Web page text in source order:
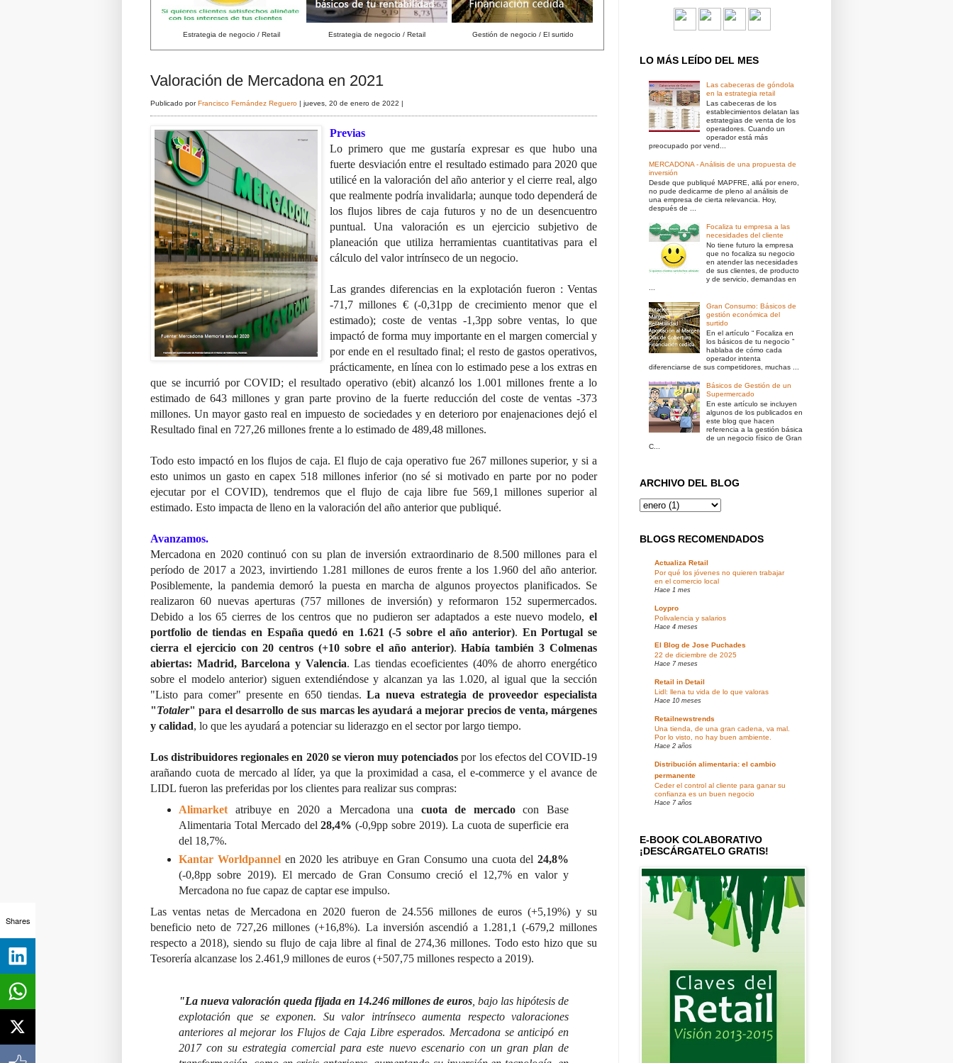
Estrategia de negocio / Retail Estrategia de negocio / Retail Gestión de negocio / El surtido
Valoración de Mercadona en 2021
Publicado porFrancisco Fernández Reguero | jueves, 20 de enero de 2022 |
Previas
Lo primero que me gustaría expresar es que hubo una
fuerte desviación entre el resultado estimado para 2020 que
utilicé en la valoración del año anterior y el cierre real, algo
que realmente podría invalidarla; aunque todo dependerá de
los flujos libres de caja futuros y no de un desencuentro
puntual. Una valoración es un ejercicio subjetivo de
planeación que utiliza herramientas cuantitativas para el
cálculo del valor intrínseco de un negocio.
Las grandes diferencias en la explotación fueron : Ventas
-71,7 millones € (-0,31pp de crecimiento menor que el
estimado); coste de ventas -1,3pp sobre ventas, lo que
impactó de forma muy importante en el margen comercial y
por ende en el resultado final; el resto de gastos operativos,
prácticamente, en línea con lo estimado pese a los extras en
que se incurrió por COVID; el resultado operativo (ebit) alcanzó los 1.001 millones frente a lo
estimado de 643 millones y gran parte provino de la fuerte reducción del coste de ventas -373
millones. Un mayor gasto real en impuesto de sociedades y en deterioro por enajenaciones dejó el
Resultado final en 727,26 millones frente a lo estimado de 489,48 millones.
Todo esto impactó en los flujos de caja. El flujo de caja operativo fue 267 millones superior, y si a
esto unimos un gasto en capex 518 millones inferior (no sé si motivado en parte por no poder
ejecutar por el COVID), tendremos que el flujo de caja libre fue 569,1 millones superior al
estimado. Esto impacta de lleno en la valoración del año anterior que publiqué.
Avanzamos.
Mercadona en 2020 continuó con su plan de inversión extraordinario de 8.500 millones para el
período de 2017 a 2023, invirtiendo 1.281 millones de euros frente a los 1.960 del año anterior.
Posiblemente, la pandemia demoró la puesta en marcha de algunos proyectos planificados. Se
realizaron 60 nuevas aperturas (757 millones de inversión) y reformaron 152 supermercados.
Debido a los 65 cierres de los centros que no pudieron ser adaptados a este nuevo modelo, el
portfolio de tiendas en España quedó en 1.621 (-5 sobre el año anterior). En Portugal se
cierra el ejercicio con 20 centros (+10 sobre el año anterior).Había también 3 Colmenas
abiertas: Madrid, Barcelona y Valencia. Las tiendas ecoeficientes (40% de ahorro energético
sobre el modelo anterior) siguen extendiéndose y alcanzan ya las 1.020, al igual que la sección
"Listo para comer" presente en 650 tiendas.La nueva estrategia de proveedor especialista
"Totaler" para el desarrollo de sus marcas les ayudará a mejorar precios de venta, márgenes
y calidad, lo que les ayudará a potenciar su liderazgo en el sector por largo tiempo.
Los distribuidores regionales en 2020 se vieron muy potenciados por los efectos del COVID-19
arañando cuota de mercado al líder, ya que la proximidad a casa, el e-commerce y el avance de
LIDL fueron las preferidas por los clientes para realizar sus compras:
Alimarket atribuye en 2020 a Mercadona una cuota de mercadocon Base
Alimentaria Total Mercado del28,4% (-0,9pp sobre 2019). La cuota de superficie era
del 18,7%.
Kantar Worldpannelen 2020 les atribuye en Gran Consumo una cuota del 24,8%
(-0,8pp sobre 2019). El mercado de Gran Consumo creció el 12,7% en valor y
Mercadona no fue capaz de captar ese impulso.
Las ventas netas de Mercadona en 2020 fueron de 24.556 millones de euros (+5,19%) y su
beneficio neto de 727,26 millones (+16,8%). La inversión ascendió a 1.281,1 (-679,2 millones
respecto a 2018), siendo su flujo de caja libre al final de 274,36 millones. Todo esto hizo que su
Tesorería alcanzase los 2.461,9 millones de euros (+507,75 millones respecto a 2019).
"La nueva valoración queda fijada en 14.246 millones de euros , bajo las hipótesis de
explotación que se exponen. Su valor intrínseco aumenta respecto valoraciones
anteriores al mejorar los Flujos de Caja Libre esperados. Mercadona se anticipó en
2017 con su estrategia comercial para este nuevo escenario con un gran plan de
LO MÁS LEÍDO DEL MES
Las cabeceras de góndola
en la estrategia retail
Las cabeceras de los
establecimientos delatan las
estrategias de venta de los
operadores. Cuando un
operador está más
preocupado por vend...
MERCADONA - Análisis de una propuesta de
inversión
Desde que publiqué MAPFRE, allá por enero,
no pude dedicarme de pleno al análisis de
una empresa de cierta relevancia. Hoy,
después de ...
Focaliza tu empresa a las
necesidades del cliente
No tiene futuro la empresa
que no focaliza su negocio
en atender las necesidades
de sus clientes, de producto
y de servicio, demandas en
Gran Consumo: Básicos de
gestión económica del
surtido
En el artículo “ Focaliza en
los básicos de tu negocio ”
hablaba de cómo cada
operador intenta
diferenciarse de sus competidores, muchas ...
Básicos de Gestión de un
Supermercado
En este artículo se incluyen
algunos de los publicados en
este blog que hacen
referencia a la gestión básica
de un negocio físico de Gran
C...
ARCHIVO DEL BLOG
BLOGS RECOMENDADOS
Actualiza Retail
Por qué los jóvenes no quieren trabajar
en el comercio local
Hace 1 mes
Loypro
Polivalencia y salarios
Hace 4 meses
El Blog de Jose Puchades
22 de diciembre de 2025
Hace 7 meses
Retail in Detail
Lidl: llena tu vida de lo que valoras
Hace 10 meses
Retailnewstrends
Una tienda, de una gran cadena, va mal.
Por lo visto, no hay buen ambiente.
Hace 2 años
Distribución alimentaria: el cambio
permanente
Ceder el control al cliente para ganar su
confianza es un buen negocio
Hace 7 años
E-BOOK COLABORATIVO
¡DESCÁRGATELO GRATIS!
Shares